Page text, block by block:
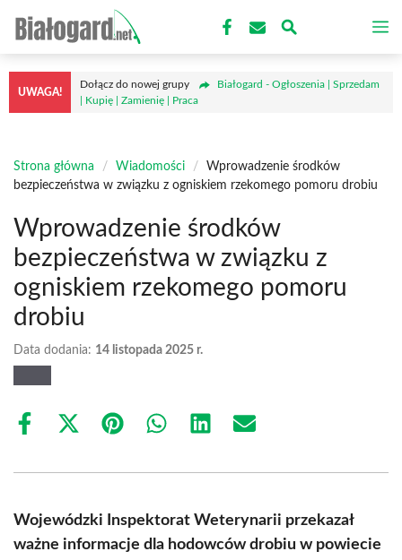
treści
UWAGA!
Dołącz do nowej grupy
Białogard - Ogłoszenia | Sprzedam
| Kupię | Zamienię | Praca
Strona główna / Wiadomości /
Wprowadzenie środków
bezpieczeństwa w związku z ogniskiem rzekomego pomoru drobiu
Wprowadzenie środków
bezpieczeństwa w związku z
ogniskiem rzekomego pomoru
drobiu
Data dodania: 14 listopada 2025 r.
Share
Share
(Twitter)
Share Share Share Share
Wojewódzki Inspektorat Weterynarii przekazał
ważne informacje dla hodowców drobiu w powiecie